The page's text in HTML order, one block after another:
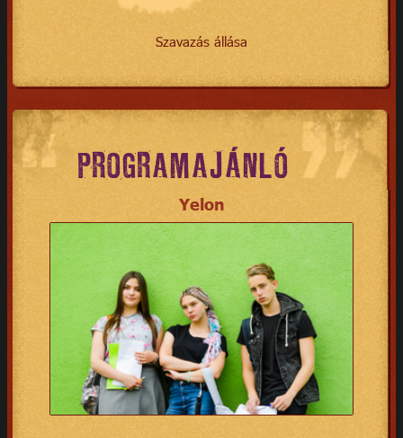
Szavazás állása
PROGRAMAJÁNLÓ
Yelon